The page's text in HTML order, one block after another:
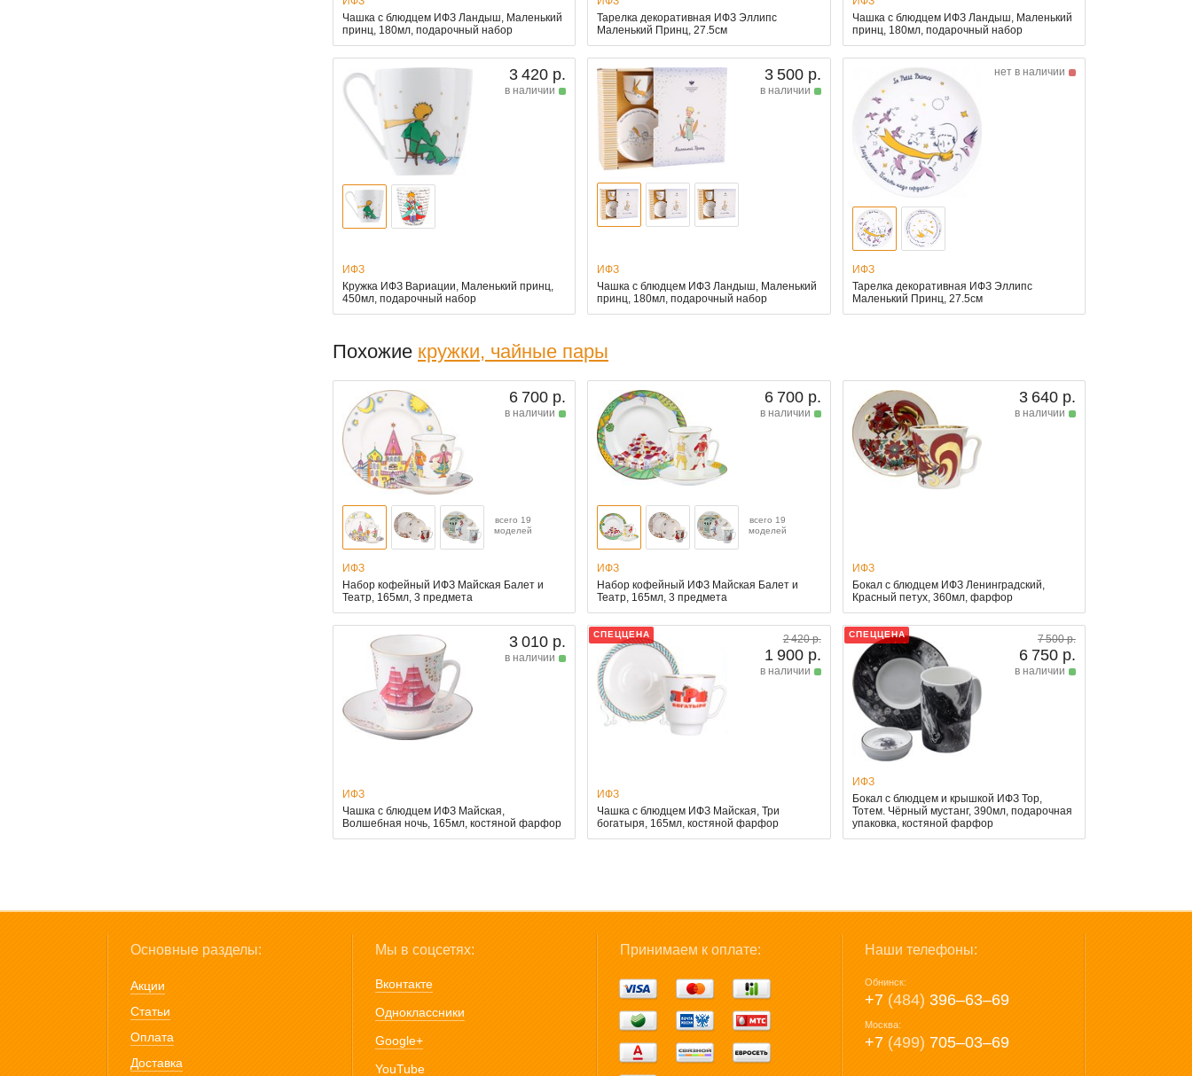
Чашка с блюдцем ИФЗ Ландыш, Маленький
принц, 180мл, подарочный набор
Тарелка декоративная ИФЗ Эллипс
Маленький Принц, 27.5см
Чашка с блюдцем ИФЗ Ландыш, Маленький
принц, 180мл, подарочный набор
3 420 р.
в наличии
ИФЗ
Кружка ИФЗ Вариации, Маленький принц,
450мл, подарочный набор
3 500 р.
в наличии
ИФЗ
Чашка с блюдцем ИФЗ Ландыш, Маленький
принц, 180мл, подарочный набор
нет в наличии
ИФЗ
Тарелка декоративная ИФЗ Эллипс
Маленький Принц, 27.5см
Похожие кружки, чайные пары
6 700 р.
в наличии
всего 19
моделей
ИФЗ
Набор кофейный ИФЗ Майская Балет и
Театр, 165мл, 3 предмета
6 700 р.
в наличии
всего 19
моделей
ИФЗ
Набор кофейный ИФЗ Майская Балет и
Театр, 165мл, 3 предмета
3 640 р.
в наличии
ИФЗ
Бокал с блюдцем ИФЗ Ленинградский,
Красный петух, 360мл, фарфор
3 010 р.
в наличии
ИФЗ
Чашка с блюдцем ИФЗ Майская,
Волшебная ночь, 165мл, костяной фарфор
СПЕЦЦЕНА 2 420 р.
1 900 р.
в наличии
ИФЗ
Чашка с блюдцем ИФЗ Майская, Три
богатыря, 165мл, костяной фарфор
СПЕЦЦЕНА 7 500 р.
6 750 р.
в наличии
ИФЗ
Бокал с блюдцем и крышкой ИФЗ Top,
Тотем. Чёрный мустанг, 390мл, подарочная
упаковка, костяной фарфор
Основные разделы:
Акции
Статьи
Оплата
Доставка
Мы в соцсетях:
Вконтакте
Одноклассники
Google+
YouTube
Принимаем к оплате: Наши телефоны:
Обнинск:
+7 (484) 396‒63‒69
Москва:
+7 (499) 705‒03‒69